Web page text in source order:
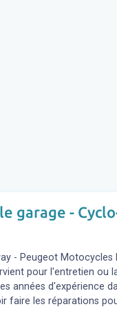
garage -
- Peugeot
pour l'entretien ou
années d'expérience
faire les réparations